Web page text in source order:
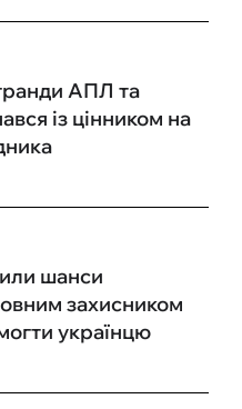
АПЛ та
із цінником на
шанси
захисником
українцю